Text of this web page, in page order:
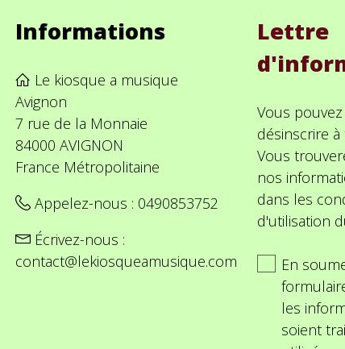
Informations
Le kiosque a musique
Avignon
7 rue de la Monnaie
84000 AVIGNON
France Métropolitaine
Appelez-nous : 0490853752
Écrivez-nous :
contact@lekiosqueamusique.com
Lettre
Vous
désinscrire
Vous
nos
dans les
d'utilisation
En
les
soient